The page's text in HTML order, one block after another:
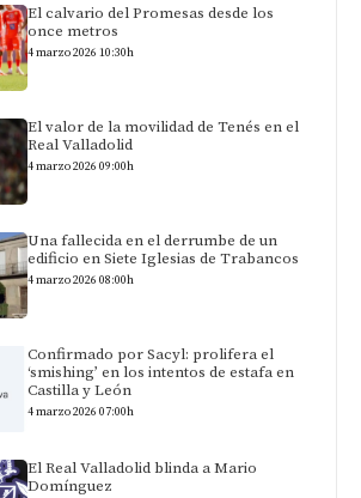
El calvario del Promesas desde los
once metros
4 marzo 2026 10:30h
El valor de la movilidad de Tenés en el
Real Valladolid
4 marzo 2026 09:00h
Una fallecida en el derrumbe de un
edificio en Siete Iglesias de Trabancos
4 marzo 2026 08:00h
Confirmado por Sacyl: prolifera el
‘smishing’ en los intentos de estafa en
Castilla y León
4 marzo 2026 07:00h
El Real Valladolid blinda a Mario
Domínguez